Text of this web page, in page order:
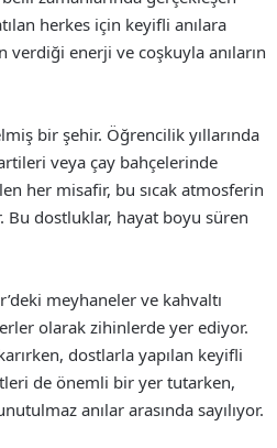
herkes için keyifli anılara
verdiği enerji ve coşkuyla anıların
bir şehir. Öğrencilik yıllarında
veya çay bahçelerinde
her misafir, bu sıcak atmosferin
Bu dostluklar, hayat boyu süren
meyhaneler ve kahvaltı
olarak zihinlerde yer ediyor.
dostlarla yapılan keyifli
de önemli bir yer tutarken,
anılar arasında sayılıyor.